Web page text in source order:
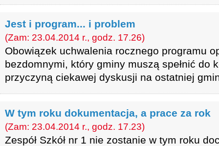
Jest i program... i problem
(Zam: 23.04.2014 r., godz. 17.26)
Obowiązek uchwalenia rocznego programu
bezdomnymi, który gminy muszą spełnić do
przyczyną ciekawej dyskusji na ostatniej
W tym roku dokumentacja, a prace za rok
(Zam: 23.04.2014 r., godz. 17.23)
Zespół Szkół nr 1 nie zostanie w tym roku